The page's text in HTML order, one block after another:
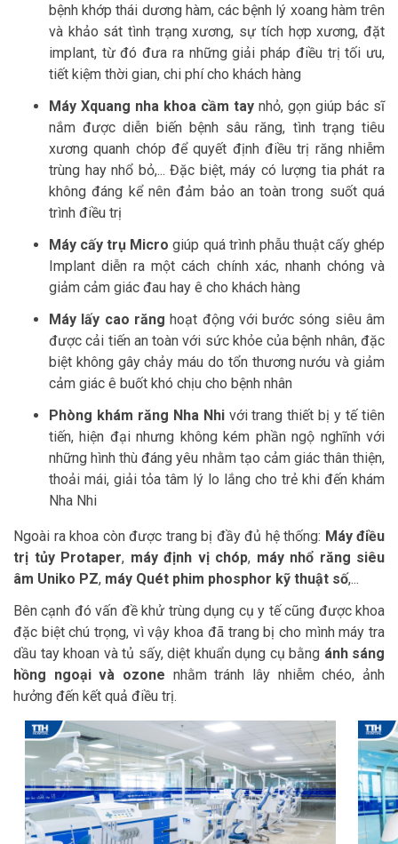
bệnh khớp thái dương hàm, các bệnh lý xoang hàm trên
và khảo sát tình trạng xương, sự tích hợp xương, đặt
implant, từ đó đưa ra những giải pháp điều trị tối ưu,
tiết kiệm thời gian, chi phí cho khách hàng
Máy Xquang nha khoa cầm tay nhỏ, gọn giúp bác sĩ
nắm được diễn biến bệnh sâu răng, tình trạng tiêu
xương quanh chóp để quyết định điều trị răng nhiễm
trùng hay nhổ bỏ,... Đặc biệt, máy có lượng tia phát ra
không đáng kể nên đảm bảo an toàn trong suốt quá
trình điều trị
Máy cấy trụ Micro giúp quá trình phẫu thuật cấy ghép
Implant diễn ra một cách chính xác, nhanh chóng và
giảm cảm giác đau hay ê cho khách hàng
Máy lấy cao răng hoạt động với bước sóng siêu âm
được cải tiến an toàn với sức khỏe của bệnh nhân, đặc
biệt không gây chảy máu do tổn thương nướu và giảm
cảm giác ê buốt khó chịu cho bệnh nhân
Phòng khám răng Nha Nhivới trang thiết bị y tế tiên
tiến, hiện đại nhưng không kém phần ngộ nghĩnh với
những hình thù đáng yêu nhằm tạo cảm giác thân thiện,
thoải mái, giải tỏa tâm lý lo lắng cho trẻ khi đến khám
Nha Nhi
Ngoài ra khoa còn được trang bị đầy đủ hệ thống: Máy điều
trị tủy Protaper, máy định vị chóp, máy nhổ răng siêu
âm Uniko PZ, máy Quét phim phosphor kỹ thuật số,...
Bên cạnh đó vấn đề khử trùng dụng cụ y tế cũng được khoa
đặc biệt chú trọng, vì vậy khoa đã trang bị cho mình máy tra
dầu tay khoan và tủ sấy, diệt khuẩn dụng cụ bằng ánh sáng
hồng ngoại và ozone nhằm tránh lây nhiễm chéo, ảnh
hưởng đến kết quả điều trị.